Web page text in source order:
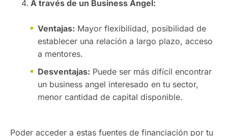
A través de un Business Angel:
Ventajas: Mayor flexibilidad, posibilidad de
establecer una relación a largo plazo, acceso
a mentores.
Desventajas: Puede ser más difícil encontrar
un business angel interesado en tu sector,
menor cantidad de capital disponible.
Poder acceder a estas fuentes de financiación por tu